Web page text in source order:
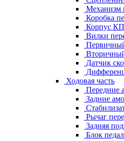
Механизм
Коробка
Корпус
Вилки
Датчик
Ходовая часть
Передние
Задние
Рычаг
Задняя
Блок